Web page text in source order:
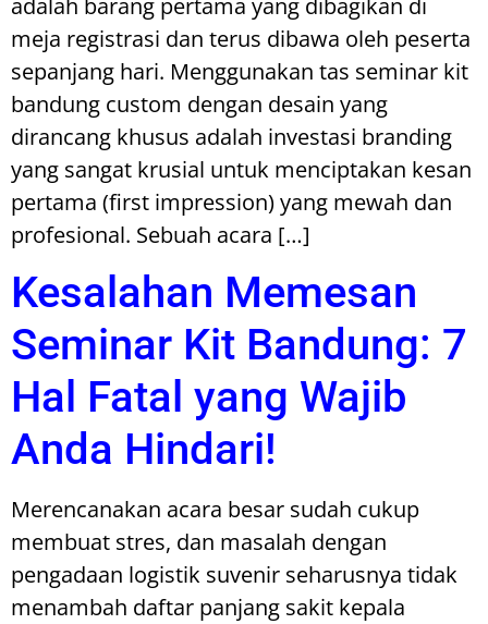
adalah barang pertama yang dibagikan di
meja registrasi dan terus dibawa oleh peserta
sepanjang hari. Menggunakan tas seminar kit
bandung custom dengan desain yang
dirancang khusus adalah investasi branding
yang sangat krusial untuk menciptakan kesan
pertama (first impression) yang mewah dan
profesional. Sebuah acara […]
Kesalahan Memesan
Seminar Kit Bandung: 7
Hal Fatal yang Wajib
Anda Hindari!
Merencanakan acara besar sudah cukup
membuat stres, dan masalah dengan
pengadaan logistik suvenir seharusnya tidak
menambah daftar panjang sakit kepala